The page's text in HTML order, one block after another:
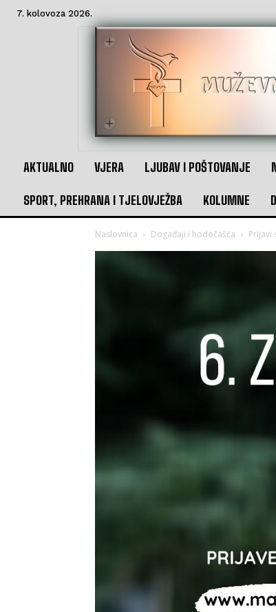
7. kolovoza 2026.
AKTUALNO VJERA LJUBAV I POŠTOVANJE
SPORT, PREHRANA I TJELOVJEŽBA KOLUMNE
Naslovnica Događaji i hodočašća Prijavi